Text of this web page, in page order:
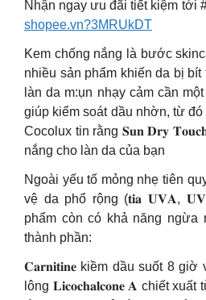
Nhận ngay ưu đãi tiết kiệm tới
shopee.vn?3MRUkDT
Kem chống nắng là bước
nhiều sản phẩm khiến da bị bít
làn da m:ụn nhạy cảm cần
giúp kiểm soát dầu nhờn, từ
Cocolux tin rằng 𝐒𝐮𝐧 𝐃𝐫𝐲
nắng cho làn da của bạn
Ngoài yếu tố mỏng nhẹ tiên
vệ da phổ rộng (𝐭𝐢𝐚 𝐔𝐕𝐀,
phẩm còn có khả năng
thành phần:
𝐂𝐚𝐫𝐧𝐢𝐭𝐢𝐧𝐞 kiềm dầu suốt 8
lông 𝐋𝐢𝐜𝐨𝐜𝐡𝐚𝐥𝐜𝐨𝐧𝐞 𝐀 chiết